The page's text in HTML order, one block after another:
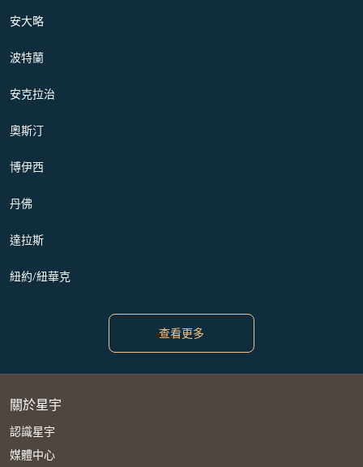
安大略
波特蘭
安克拉治
奧斯汀
博伊西
丹佛
達拉斯
紐約/紐華克
查看更多
關於星宇
認識星宇
媒體中心